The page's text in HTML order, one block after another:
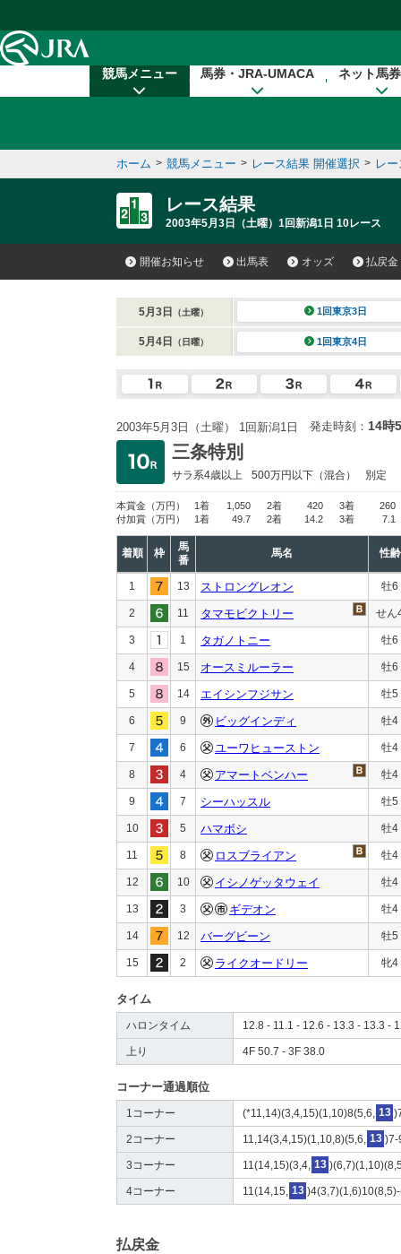
競馬メニュー 馬券・JRA-UMACA ネット馬
ホーム > 競馬メニュー > レース結果 開催選択 > レ
レース結果
2003年5月3日（土曜）1回新潟1日 10レース
開催お知らせ 出馬表 オッズ 払戻金
5月3日 （土曜） 1回東京3日
5月4日 （日曜） 1回東京4日
2003年5月3日（土曜） 1回新潟1日 発走時刻： 14時
三条特別
サラ系4歳以上 500万円以下 （混合） 別定
本賞金 （万円） 1着 1,050 2着 420 3着
260
付加賞 （万円） 1着 49.7 2着 14.2 3着 7.1
着順 枠
馬
番
馬名 性齢
1 13 ストロングレオン 牡6
2 11 タマモビクトリー せん
3 1 タガノトニー 牡6
4 15 オースミルーラー 牡6
5 14 エイシンフジサン 牡5
6 9 ビッグインディ 牡4
7 6 ユーワヒューストン 牡4
8 4 アマートベンハー 牡4
9 7 シーハッスル 牡5
10 5 ハマボシ 牡4
11 8 ロスブライアン 牡4
12 10 イシノゲッタウェイ 牡4
13 3 ギデオン 牡4
14 12 バーグビーン 牡5
15 2 ライクオードリー 牝4
タイム
ハロンタイム 12.8 - 11.1 - 12.6 - 13.3 - 13.3 -
上り 4F 50.7 - 3F 38.0
コーナー通過順位
1コーナー (*11,14)(3,4,15)(1,10)8(5,6, 13
2コーナー 11,14(3,4,15)(1,10,8)(5,6, 13 )7-
3コーナー 11(14,15)(3,4, 13
4コーナー 11(14,15, 13
払戻金